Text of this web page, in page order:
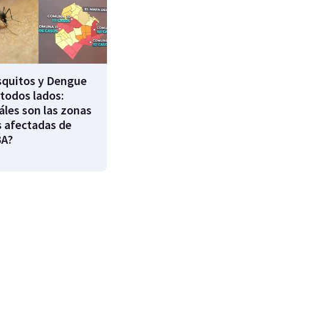
y Dengue
lados:
son las zonas
afectadas de